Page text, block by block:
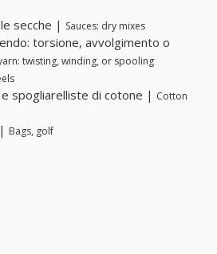
secche | Sauces: dry mixes
torsione, avvolgimento o
twisting, winding, or spooling
spogliarelliste di cotone | Cotton
Bags, golf